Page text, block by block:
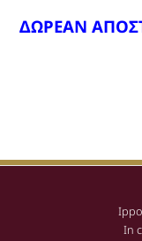
ΔΩΡΕΑΝ
In